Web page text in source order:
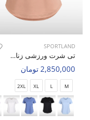
SPORTLAND
تی شرت ورزشی زنانه اسپورتلند SHIFT Mode W
2,850,000 تومان
M
L
XL
2XL